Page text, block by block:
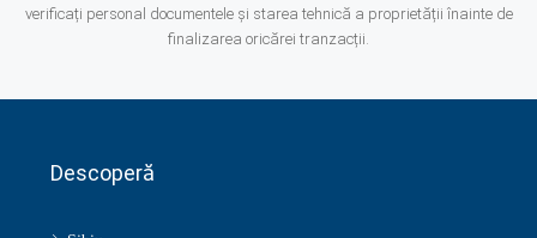
verificați personal documentele și starea tehnică a proprietății înainte de
finalizarea oricărei tranzacții.
Descoperă